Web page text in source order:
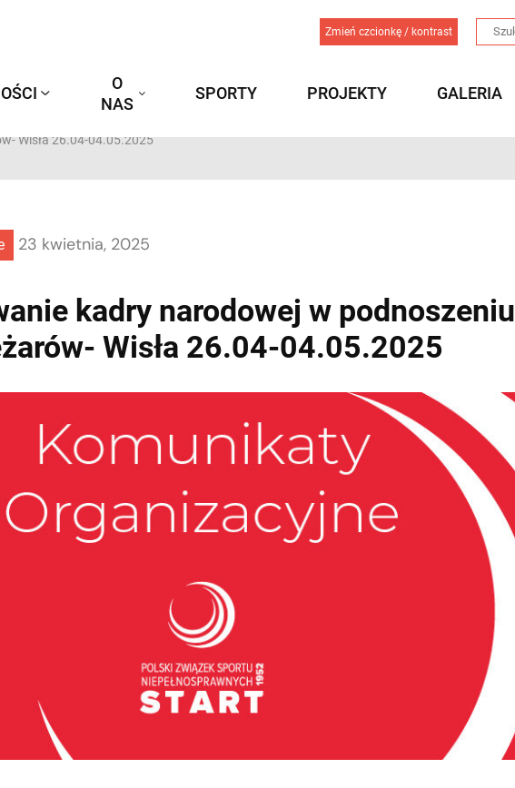
Zmień czcionkę / kontrast
O
NAS
SPORTY PROJEKTY GALERIA
Wisła 26.04-04.05.2025
23 kwietnia, 2025
kadry narodowej w podnoszeniu
Wisła 26.04-04.05.2025